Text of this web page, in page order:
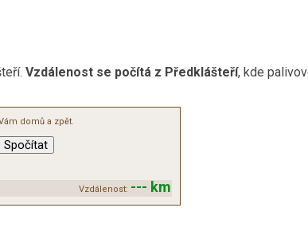
Vzdálenost se počítá z Předklášteří, kde
domů a zpět.
Vzdálenost: --- km